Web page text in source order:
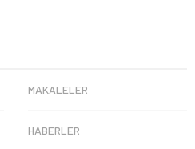
MAKALELER
HABERLER